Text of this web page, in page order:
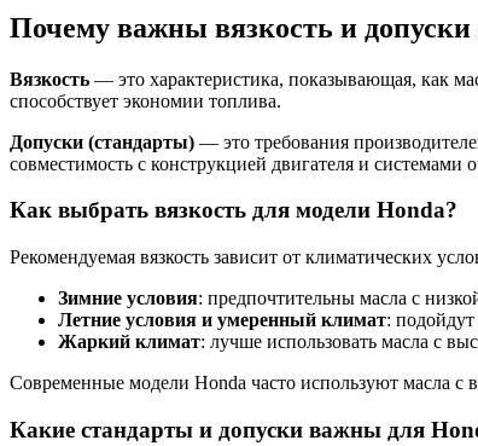
Почему важны вязкость и допуски
Вязкость — это характеристика, показывающая, как
способствует экономии топлива.
Допуски (стандарты) — это требования
совместимость с конструкцией двигателя и системами
Как выбрать вязкость для модели Honda?
Рекомендуемая вязкость зависит от климатических
Зимние условия: предпочтительны масла с
Летние условия и умеренный климат:
Жаркий климат: лучше использовать масла с
Современные модели Honda часто используют масла с
Какие стандарты и допуски важны для